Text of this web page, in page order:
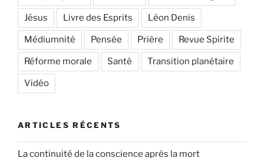
Jésus Livre des Esprits Léon Denis
Médiumnité Pensée Prière Revue Spirite
Réforme morale Santé Transition planétaire
Vidéo
ARTICLES RÉCENTS
La continuité de la conscience après la mort